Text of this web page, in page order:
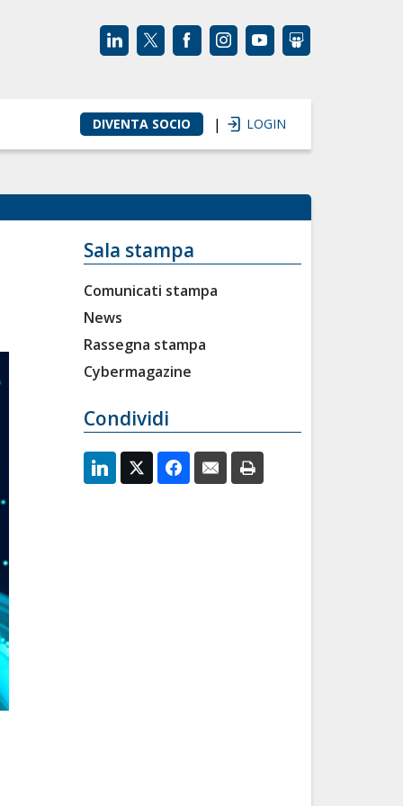
DIVENTA SOCIO | LOGIN
Sala stampa
Comunicati stampa
News
Rassegna stampa
Cybermagazine
Condividi